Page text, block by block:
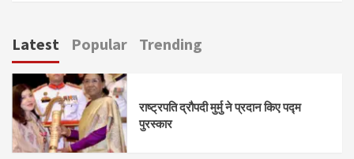
Latest Popular Trending
राष्ट्रपति द्रौपदी मुर्मु ने प्रदान किए पद्म
पुरस्कार